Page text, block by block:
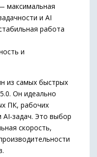
максимальная
и AI
работа
и
из самых быстрых
Он идеально
ПК, рабочих
задач. Это выбор
скорость,